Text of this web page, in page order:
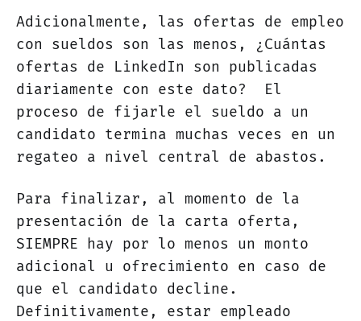
Adicionalmente, las ofertas de empleo
con sueldos son las menos, ¿Cuántas
ofertas de LinkedIn son publicadas
diariamente con este dato? El
proceso de fijarle el sueldo a un
candidato termina muchas veces en un
regateo a nivel central de abastos.
Para finalizar, al momento de la
presentación de la carta oferta,
SIEMPRE hay por lo menos un monto
adicional u ofrecimiento en caso de
que el candidato decline.
Definitivamente, estar empleado